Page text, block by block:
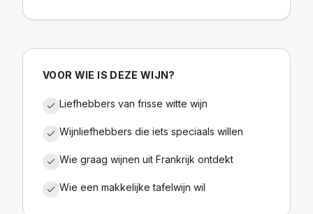
VOOR WIE IS DEZE WIJN?
Liefhebbers van frisse witte wijn
Wijnliefhebbers die iets speciaals willen
Wie graag wijnen uit Frankrijk ontdekt
Wie een makkelijke tafelwijn wil